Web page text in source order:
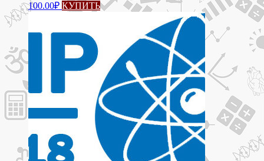
100.00₽ КУПИТЬ